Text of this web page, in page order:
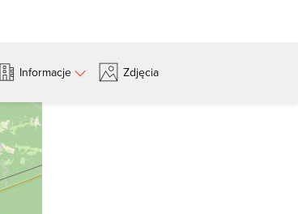
Informacje Zdjęcia